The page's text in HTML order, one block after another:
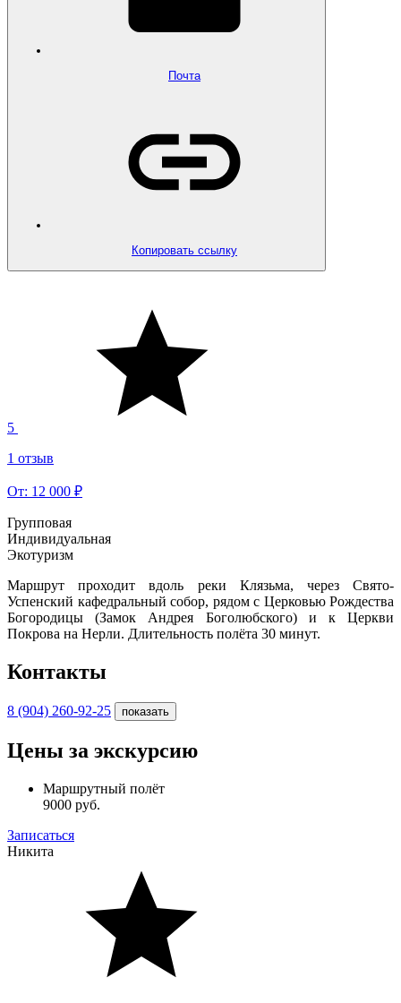
Почта
Копировать ссылку
5
1 отзыв
От: 12 000 ₽
Групповая
Индивидуальная
Экотуризм
Маршрут проходит вдоль реки Клязьма, через Свято-
Успенский кафедральный собор, рядом с Церковью Рождества
Богородицы (Замок Андрея Боголюбского) и к Церкви
Покрова на Нерли. Длительность полёта 30 минут.
Контакты
8 (904) 260-92-25 показать
Цены за экскурсию
Маршрутный полёт
9000 руб.
Записаться
Никита